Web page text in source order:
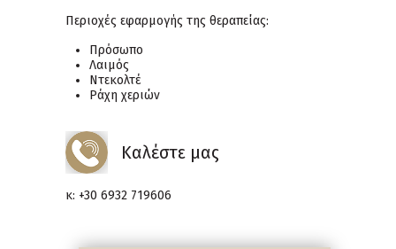
Περιοχές εφαρμογής της θεραπείας:
Πρόσωπο
Λαιμός
Ντεκολτέ
Ράχη χεριών
Καλέστε μας
κ: +30 6932 719606